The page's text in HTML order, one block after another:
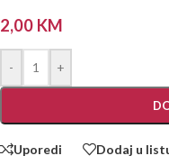
2,00 KM
- +
Uporedi Dodaj u